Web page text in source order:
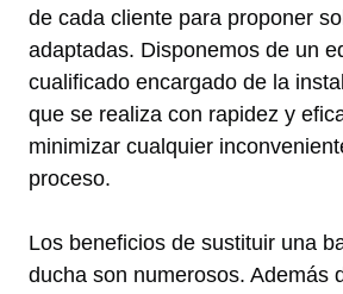
de cada cliente para proponer
adaptadas. Disponemos de un
cualificado encargado de la
que se realiza con rapidez y
minimizar cualquier
proceso.
Los beneficios de sustituir una
ducha son numerosos. Además